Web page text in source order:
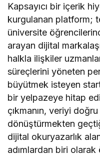
Kapsayıcı bir içerik
kurgulanan platform;
üniversite
arayan dijital
halkla ilişkiler
süreçlerini yöneten
büyütmek isteyen
bir yelpazeye hitap
çıkmanın, veriyi
dönüştürmekten
dijital okuryazarlık
adımlardan biri olarak